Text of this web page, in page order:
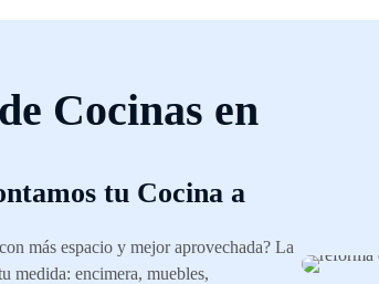
Cocinas en
tu Cocina a
más espacio y mejor aprovechada? La
medida: encimera, muebles,